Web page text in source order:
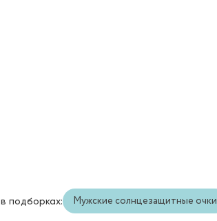
подборках: Мужские солнцезащитные очки